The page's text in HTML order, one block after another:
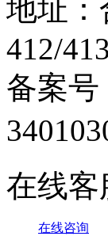
地址：
412/413
备案号
在线客
在线咨询